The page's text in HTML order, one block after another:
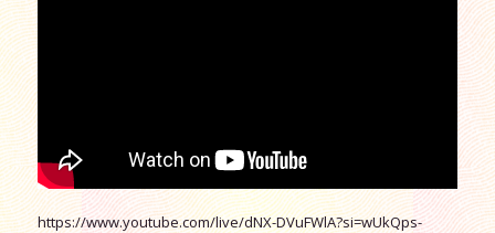
https://www.youtube.com/live/dNX-DVuFWlA?si=wUkQps-